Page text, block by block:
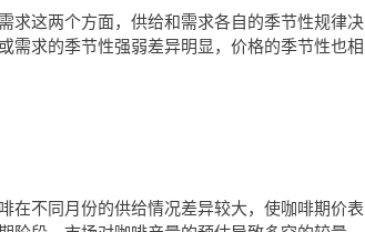
求这两个方面，供给和需求各自的季节性规律决
需求的季节性强弱差异明显，价格的季节性也相
在不同月份的供给情况差异较大，使咖啡期价表